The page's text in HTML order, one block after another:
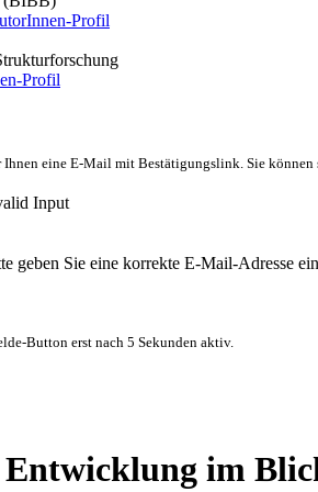
Profil
Profil
eine E-Mail mit Bestätigungslink. Sie können
Input
geben Sie eine korrekte E-Mail-Adresse
Button erst nach 5 Sekunden aktiv.
Entwicklung im